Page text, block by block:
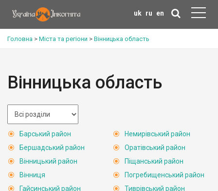
uk ru en
Головна > Міста та регіони > Вінницька область
Вінницька область
Барський район
Бершадський район
Вінницький район
Вінниця
Гайсинський район
Немирівський район
Оратівський район
Піщанський район
Погребищенський район
Тиврівський район